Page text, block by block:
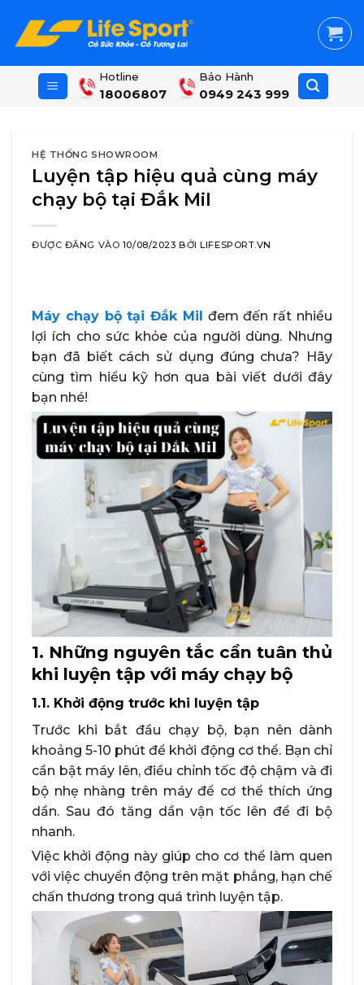
content
Hotline
18006807
Bảo Hành
0949 243 999
HỆ THỐNG SHOWROOM
Luyện tập hiệu quả cùng máy
chạy bộ tại Đắk Mil
ĐƯỢC ĐĂNG VÀO 10/08/2023 BỞILIFESPORT.VN
Máy chạy bộ tại Đắk Mil đem đến rất nhiều
lợi ích cho sức khỏe của người dùng. Nhưng
bạn đã biết cách sử dụng đúng chưa? Hãy
cùng tìm hiểu kỹ hơn qua bài viết dưới đây
bạn nhé!
1. Những nguyên tắc cần tuân thủ
khi luyện tập với máy chạy bộ
1.1. Khởi động trước khi luyện tập
Trước khi bắt đầu chạy bộ, bạn nên dành
khoảng 5-10 phút để khởi động cơ thể. Bạn chỉ
cần bật máy lên, điều chỉnh tốc độ chậm và đi
bộ nhẹ nhàng trên máy để cơ thể thích ứng
dần. Sau đó tăng dần vận tốc lên để đi bộ
nhanh.
Việc khởi động này giúp cho cơ thể làm quen
với việc chuyển động trên mặt phẳng, hạn chế
chấn thương trong quá trình luyện tập.